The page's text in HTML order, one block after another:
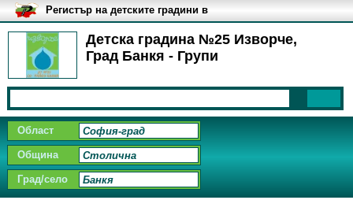
Детска градина №25 Изворче,
Град Банкя - Групи
Регистър на детските градини в
България
Област
Община
Град/село